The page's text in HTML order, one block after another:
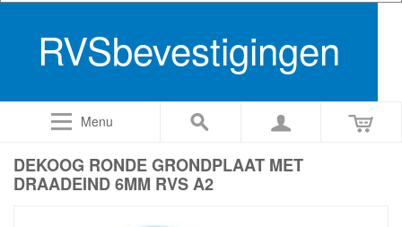
RVSbevestigingen
Menu
DEKOOG RONDE GRONDPLAAT MET
DRAADEIND 6MM RVS A2